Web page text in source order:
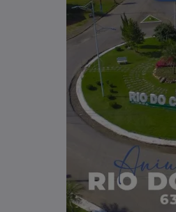
de idosos fica ferido após
em Pouso Redondo
07/08/2026